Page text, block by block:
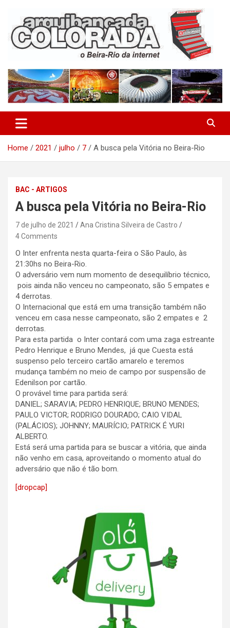
content
Arquibancada Colorada
Home 2021 julho 7 A busca pela Vitória no Beira-Rio
BAC - ARTIGOS
A busca pela Vitória no Beira-Rio
7 de julho de 2021
Ana Cristina Silveira de Castro
4 Comments
O Inter enfrenta nesta quarta-feira o São Paulo, às
21:30hs no Beira-Rio.
O adversário vem num momento de desequilíbrio técnico,
pois ainda não venceu no campeonato, são 5 empates e
4 derrotas.
O Internacional que está em uma transição também não
venceu em casa nesse campeonato, são 2 empates e 2
derrotas.
Para esta partida o Inter contará com uma zaga estreante
Pedro Henrique e Bruno Mendes, já que Cuesta está
suspenso pelo terceiro cartão amarelo e teremos
mudança também no meio de campo por suspensão de
Edenilson por cartão.
O provável time para partida será:
DANIEL; SARAVIA; PEDRO HENRIQUE; BRUNO MENDES;
PAULO VICTOR; RODRIGO DOURADO; CAIO VIDAL
(PALÁCIOS); JOHNNY; MAURÍCIO; PATRICK É YURI
ALBERTO.
Está será uma partida para se buscar a vitória, que ainda
não venho em casa, aproveitando o momento atual do
adversário que não é tão bom.
[dropcap]